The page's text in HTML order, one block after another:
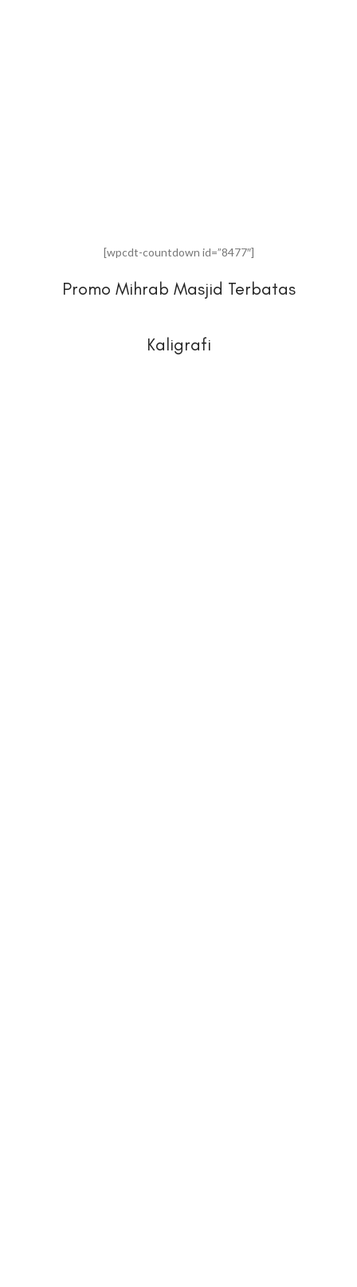
[wpcdt-countdown id=”8477″]
Promo Mihrab Masjid Terbatas
Kaligrafi